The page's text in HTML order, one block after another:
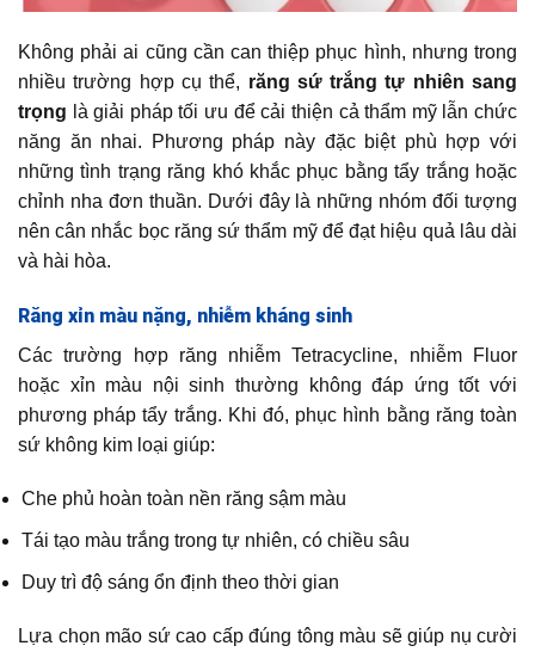
Không phải ai cũng cần can thiệp phục hình, nhưng trong
nhiều trường hợp cụ thể, răng sứ trắng tự nhiên sang
trọng là giải pháp tối ưu để cải thiện cả thẩm mỹ lẫn chức
năng ăn nhai. Phương pháp này đặc biệt phù hợp với
những tình trạng răng khó khắc phục bằng tẩy trắng hoặc
chỉnh nha đơn thuần. Dưới đây là những nhóm đối tượng
nên cân nhắc bọc răng sứ thẩm mỹ để đạt hiệu quả lâu dài
và hài hòa.
Răng xỉn màu nặng, nhiễm kháng sinh
Các trường hợp răng nhiễm Tetracycline, nhiễm Fluor
hoặc xỉn màu nội sinh thường không đáp ứng tốt với
phương pháp tẩy trắng. Khi đó, phục hình bằng răng toàn
sứ không kim loại giúp:
Che phủ hoàn toàn nền răng sậm màu
Tái tạo màu trắng trong tự nhiên, có chiều sâu
Duy trì độ sáng ổn định theo thời gian
Lựa chọn mão sứ cao cấp đúng tông màu sẽ giúp nụ cười